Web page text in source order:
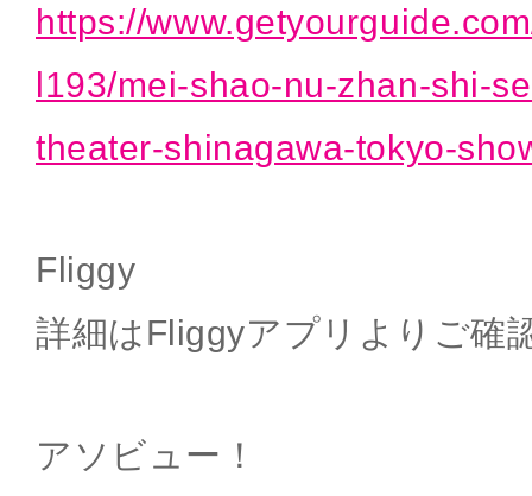
https://
l193/mei-shao-nu-zhan-shi-
theater-shinagawa-tokyo-
Fliggy
詳細はFliggyアプリよりご確
アソビュー！